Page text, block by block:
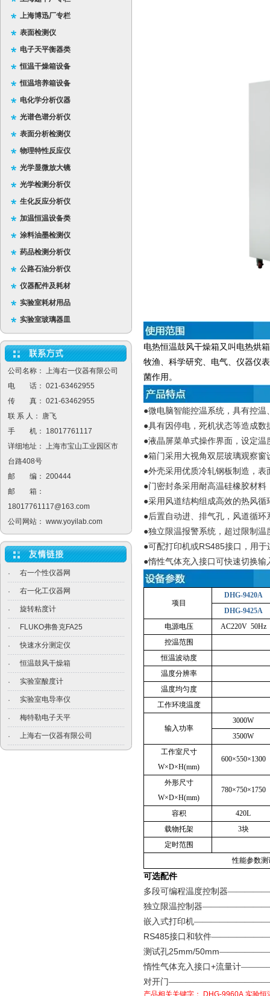
上海博迅厂专栏
表面检测仪
电子天平衡器类
恒温干燥箱设备
恒温培养箱设备
电化学分析仪器
光谱色谱分析仪
表面分析检测仪
物理特性反应仪
光学显微放大镜
光学检测分析仪
生化反应分析仪
加温恒温设备类
涂料油墨检测仪
药品检测分析仪
公路石油分析仪
仪器配件及耗材
实验室耗材用品
实验室玻璃器皿
公司名称： 上海右一仪器有限公司
电 话： 021-63462955
传 真： 021-63462955
联 系 人： 唐飞
手 机： 18017761117
详细地址： 上海市宝山工业园区市
台路408号
邮 编： 200444
邮 箱：
18017761117@163.com
公司网站： www.yoyilab.com
· 右一个性仪器网
· 右一化工仪器网
· 旋转粘度计
· FLUKO弗鲁克FA25
· 快速水分测定仪
· 恒温鼓风干燥箱
· 实验室酸度计
· 实验室电导率仪
· 梅特勒电子天平
· 上海右一仪器有限公司
电热恒温鼓风干燥箱又叫电热烘
牧渔、科学研究、电气、仪器仪
菌作用。
●微电脑智能控温系统，具有控
●具有因停电，死机状态等造成
●液晶屏菜单式操作界面，设定
●箱门采用大视角双层玻璃观察
●外壳采用优质冷轧钢板制造，
●门密封条采用耐高温硅橡胶材
●采用风道结构组成高效的热风
●后置自动进、排气孔，风道循
●独立限温报警系统，超过限制
●可配打印机或RS485接口，用于
●惰性气体充入接口可快速切换
项目
DHG-9420A
DHG-9425A
电源电压
AC220V 50Hz
控温范围
恒温波动度
温度分辨率
温度均匀度
工作环境温度
输入功率
3000W
3500W
工作室尺寸
W×D×H(mm)
600×550×1300
外形尺寸
W×D×H(mm)
780×750×1750
容积
420L
载物托架
3块
定时范围
性能参数测
可选配件
多段可编程温度控制器
独立限温控制器
嵌入式打印机
RS485接口和软件
测试孔25mm/50mm
惰性气体充入接口 +流量计
对开门
产品相关关键字： DHG-9960A 实验恒